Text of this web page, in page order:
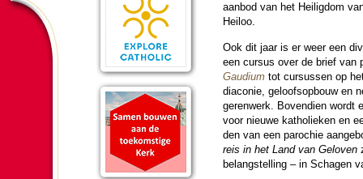
aanbod van het Hei­lig­dom
Heiloo.
Ook dit jaar is er weer een
een cursus over de brief van
Gaudium tot cursussen op
diaconie, geloofsop­bouw en
ge­ren­werk. Bovendien wordt
voor nieuwe katho­lieken en
den van een pa­ro­chie
reis in het Land van Geloven
belang­stel­ling – in Schagen